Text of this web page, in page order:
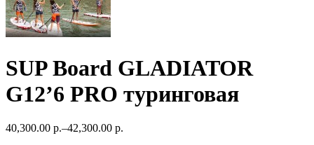
SUP Board GLADIATOR
G12’6 PRO туринговая
40,300.00 р.–42,300.00 р.